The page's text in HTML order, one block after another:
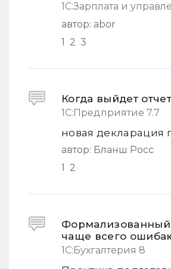
1С:Зарплата и
автор: abor
1 2 3
Когда выйдет
1С:Предприятие 7.7
новая декларация
автор: Бланш Росс
1 2
Формализованный
чаще всего
1С:Бухгалтерия 8